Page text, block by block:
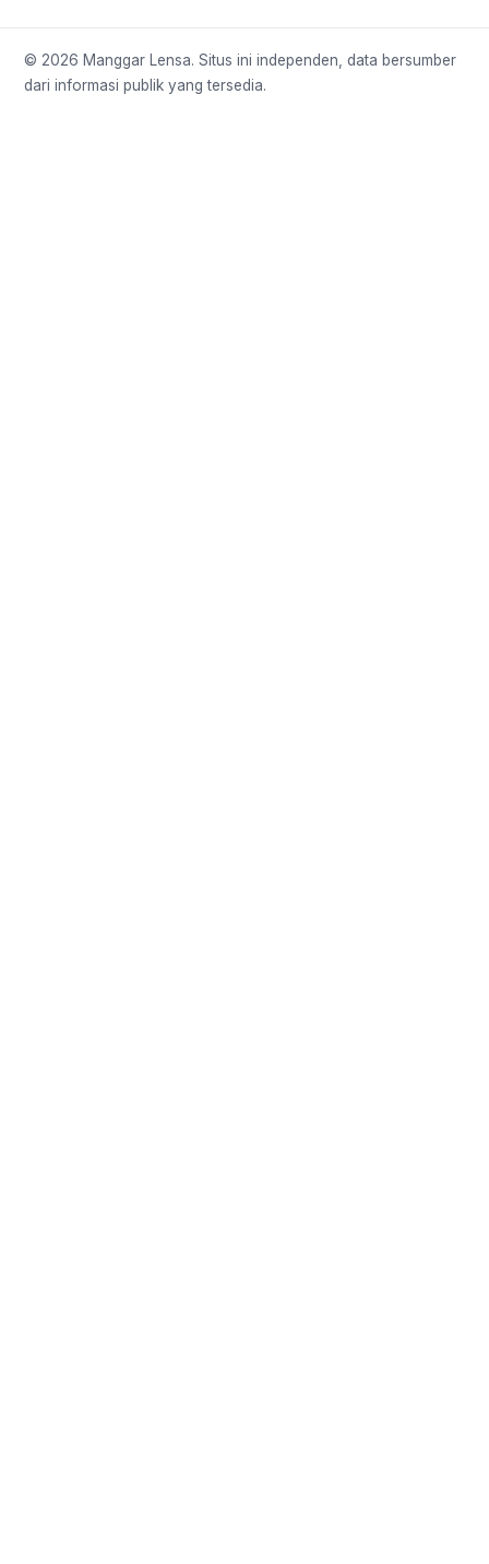
© 2026 Manggar Lensa. Situs ini independen, data bersumber
dari informasi publik yang tersedia.